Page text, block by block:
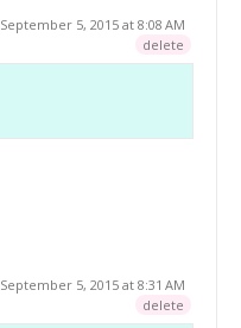
September 5, 2015 at 8:08 AM
delete
September 5, 2015 at 8:31 AM
delete